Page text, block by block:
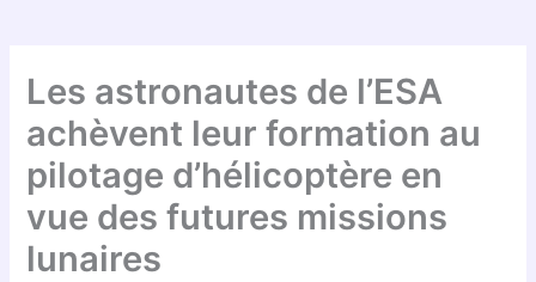
Les astronautes de l’ESA
achèvent leur formation au
pilotage d’hélicoptère en
vue des futures missions
lunaires